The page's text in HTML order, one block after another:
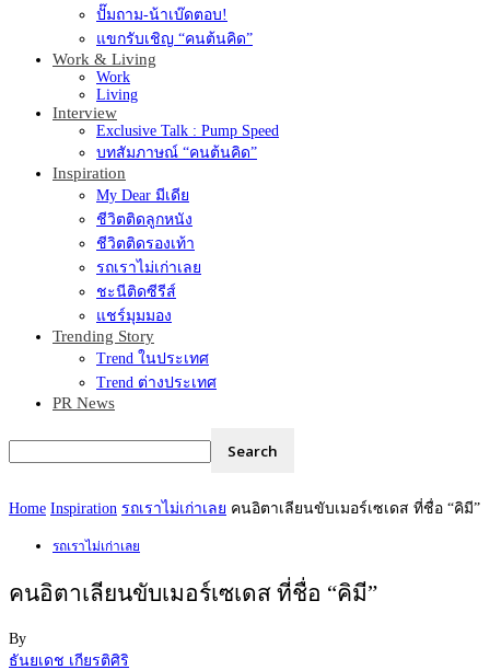
ปั๊มถาม-น้าเบ๊ดตอบ!
แขกรับเชิญ “คนต้นคิด”
Work & Living
Work
Living
Interview
Exclusive Talk : Pump Speed
บทสัมภาษณ์ “คนต้นคิด”
Inspiration
My Dear มีเดีย
ชีวิตติดลูกหนัง
ชีวิตติดรองเท้า
รถเราไม่เก่าเลย
ชะนีติดซีรีส์
แชร์มุมมอง
Trending Story
Trend ในประเทศ
Trend ต่างประเทศ
PR News
Home Inspiration รถเราไม่เก่าเลย คนอิตาเลียนขับเมอร์เซเดส ที่ชื่อ “คิมี”
รถเราไม่เก่าเลย
คนอิตาเลียนขับเมอร์เซเดส ที่ชื่อ “คิมี”
By
ธันยเดช เกียรติศิริ